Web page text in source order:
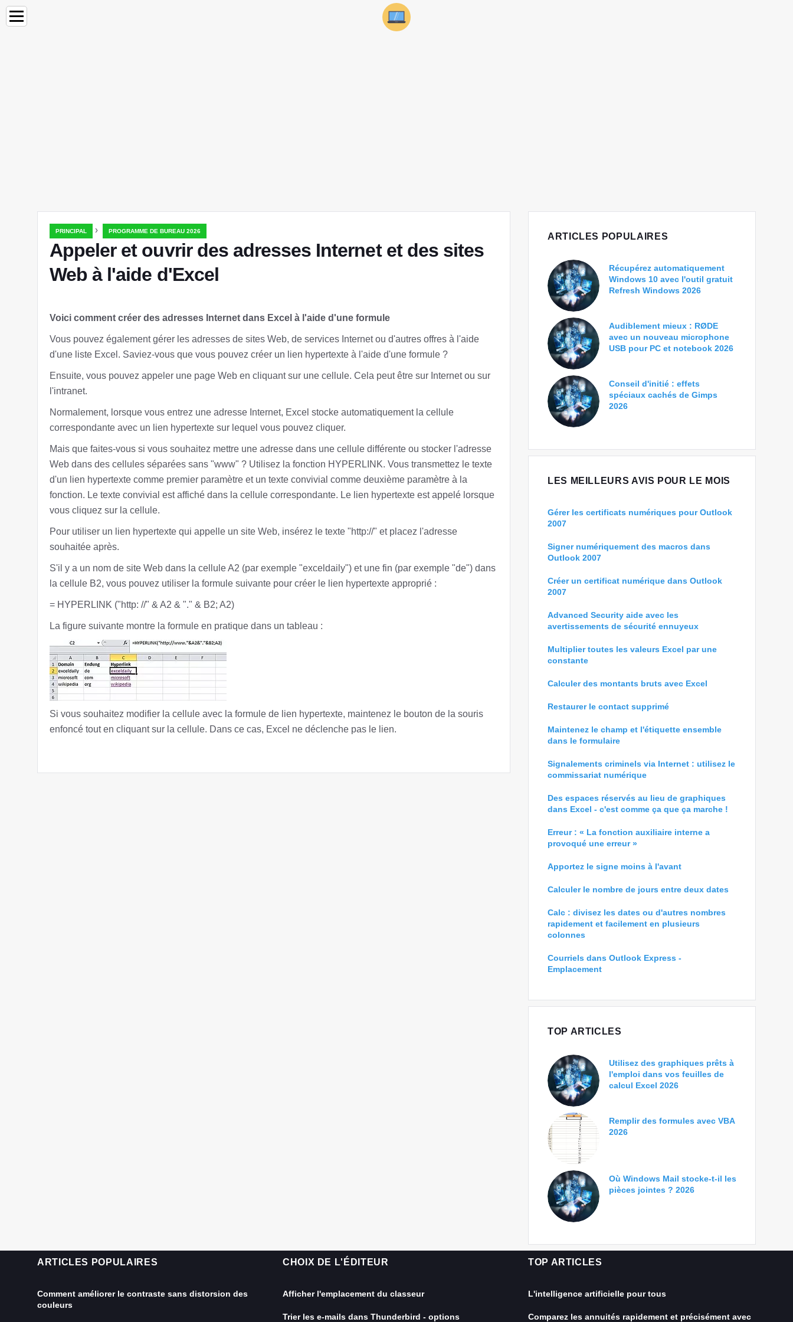
PRINCIPAL › PROGRAMME DE BUREAU 2026
Appeler et ouvrir des adresses Internet et des sites
Web à l'aide d'Excel
Voici comment créer des adresses Internet dans Excel à l'aide d'une formule
Vous pouvez également gérer les adresses de sites Web, de services Internet ou d'autres offres à l'aide
d'une liste Excel. Saviez-vous que vous pouvez créer un lien hypertexte à l'aide d'une formule ?
Ensuite, vous pouvez appeler une page Web en cliquant sur une cellule. Cela peut être sur Internet ou sur
l'intranet.
Normalement, lorsque vous entrez une adresse Internet, Excel stocke automatiquement la cellule
correspondante avec un lien hypertexte sur lequel vous pouvez cliquer.
Mais que faites-vous si vous souhaitez mettre une adresse dans une cellule différente ou stocker l'adresse
Web dans des cellules séparées sans "www" ? Utilisez la fonction HYPERLINK. Vous transmettez le texte
d'un lien hypertexte comme premier paramètre et un texte convivial comme deuxième paramètre à la
fonction. Le texte convivial est affiché dans la cellule correspondante. Le lien hypertexte est appelé lorsque
vous cliquez sur la cellule.
Pour utiliser un lien hypertexte qui appelle un site Web, insérez le texte "http://" et placez l'adresse
souhaitée après.
S'il y a un nom de site Web dans la cellule A2 (par exemple "exceldaily") et une fin (par exemple "de") dans
la cellule B2, vous pouvez utiliser la formule suivante pour créer le lien hypertexte approprié :
= HYPERLINK ("http: //" & A2 & "." & B2; A2)
La figure suivante montre la formule en pratique dans un tableau :
Si vous souhaitez modifier la cellule avec la formule de lien hypertexte, maintenez le bouton de la souris
enfoncé tout en cliquant sur la cellule. Dans ce cas, Excel ne déclenche pas le lien.
ARTICLES POPULAIRES
Récupérez automatiquement
Windows 10 avec l'outil gratuit
Refresh Windows 2026
Audiblement mieux : RØDE
avec un nouveau microphone
USB pour PC et notebook 2026
Conseil d'initié : effets
spéciaux cachés de Gimps
2026
LES MEILLEURS AVIS POUR LE MOIS
Gérer les certificats numériques pour Outlook
2007
Signer numériquement des macros dans
Outlook 2007
Créer un certificat numérique dans Outlook
2007
Advanced Security aide avec les
avertissements de sécurité ennuyeux
Multiplier toutes les valeurs Excel par une
constante
Calculer des montants bruts avec Excel
Restaurer le contact supprimé
Maintenez le champ et l'étiquette ensemble
dans le formulaire
Signalements criminels via Internet : utilisez le
commissariat numérique
Des espaces réservés au lieu de graphiques
dans Excel - c'est comme ça que ça marche !
Erreur : « La fonction auxiliaire interne a
provoqué une erreur »
Apportez le signe moins à l'avant
Calculer le nombre de jours entre deux dates
Calc : divisez les dates ou d'autres nombres
rapidement et facilement en plusieurs
colonnes
Courriels dans Outlook Express -
Emplacement
TOP ARTICLES
Utilisez des graphiques prêts à
l'emploi dans vos feuilles de
calcul Excel 2026
Remplir des formules avec VBA
2026
Où Windows Mail stocke-t-il les
pièces jointes ? 2026
ARTICLES POPULAIRES
Comment améliorer le contraste sans distorsion des
couleurs
CHOIX DE L'ÉDITEUR
Afficher l'emplacement du classeur
Trier les e-mails dans Thunderbird - options
TOP ARTICLES
L'intelligence artificielle pour tous
Comparez les annuités rapidement et précisément avec